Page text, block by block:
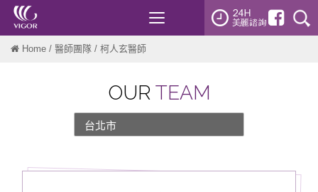
Toggle
navigation
Home / 醫師團隊 / 柯人玄醫師
台北市
OUR TEAM